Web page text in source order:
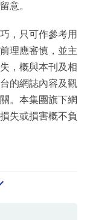
意。
，只可作參考用
理應審慎，並主
，概與本刊及相
的網誌內容及觀
。本集團旗下網
失或損害概不負